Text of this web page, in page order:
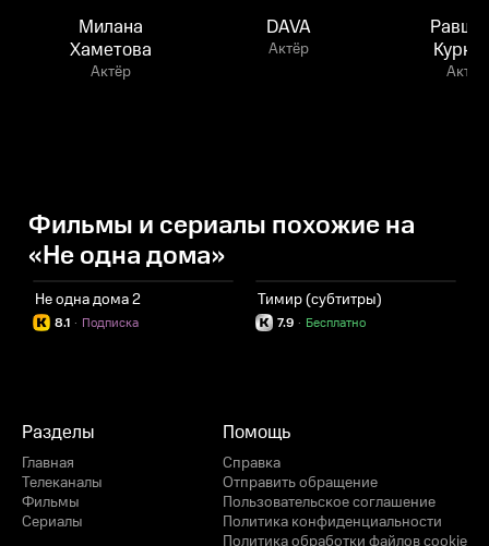
Милана
Хаметова
Актёр
DAVA
Актёр
Актёр
Фильмы и сериалы похожие на
«Не одна дома»
Не одна дома 2
8.1 Подписка
·
Тимир (субтитры)
7.9 Бесплатно
·
Разделы
Главная
Телеканалы
Фильмы
Сериалы
Помощь
Справка
Отправить обращение
Пользовательское соглашение
Политика конфиденциальности
Политика обработки файлов cookie